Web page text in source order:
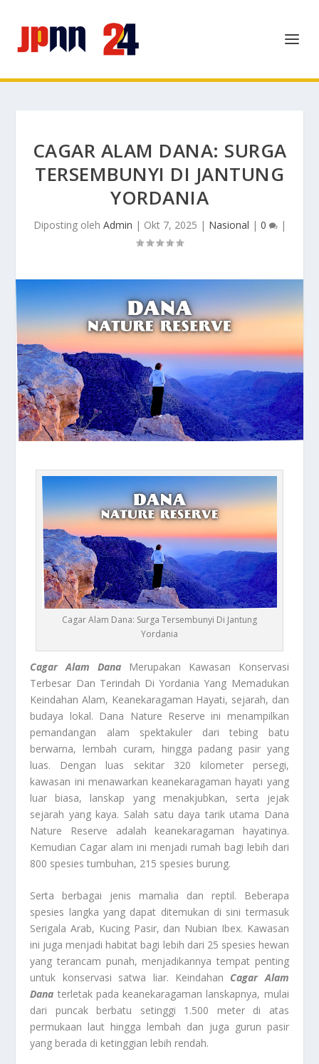
CAGAR ALAM DANA: SURGA
TERSEMBUNYI DI JANTUNG
YORDANIA
Diposting oleh Admin | Okt 7, 2025 | Nasional | 0 |
Cagar Alam Dana: Surga Tersembunyi Di Jantung
Yordania
Cagar Alam Dana Merupakan Kawasan Konservasi
Terbesar Dan Terindah Di Yordania Yang Memadukan
Keindahan Alam, Keanekaragaman Hayati, sejarah, dan
budaya lokal. Dana Nature Reserve ini menampilkan
pemandangan alam spektakuler dari tebing batu
berwarna, lembah curam, hingga padang pasir yang
luas. Dengan luas sekitar 320 kilometer persegi,
kawasan ini menawarkan keanekaragaman hayati yang
luar biasa, lanskap yang menakjubkan, serta jejak
sejarah yang kaya. Salah satu daya tarik utama Dana
Nature Reserve adalah keanekaragaman hayatinya.
Kemudian Cagar alam ini menjadi rumah bagi lebih dari
800 spesies tumbuhan, 215 spesies burung.
Serta berbagai jenis mamalia dan reptil. Beberapa
spesies langka yang dapat ditemukan di sini termasuk
Serigala Arab, Kucing Pasir, dan Nubian Ibex. Kawasan
ini juga menjadi habitat bagi lebih dari 25 spesies hewan
yang terancam punah, menjadikannya tempat penting
untuk konservasi satwa liar. Keindahan Cagar Alam
Dana terletak pada keanekaragaman lanskapnya, mulai
dari puncak berbatu setinggi 1.500 meter di atas
permukaan laut hingga lembah dan juga gurun pasir
yang berada di ketinggian lebih rendah.